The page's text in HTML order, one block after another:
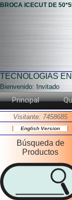
BROCA ICECUT DE
TECNOLOGIAS
Bienvenido: Invitado
Principal
Visitante: 7458685
English Version
Búsqueda de
Productos